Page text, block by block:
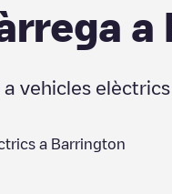
a
vehicles elèctrics
a Barrington